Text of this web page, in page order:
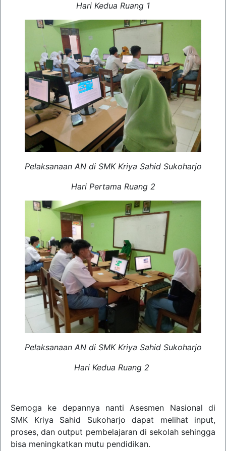
Hari Kedua Ruang 1
Pelaksanaan AN di SMK Kriya Sahid Sukoharjo
Hari Pertama Ruang 2
Pelaksanaan AN di SMK Kriya Sahid Sukoharjo
Hari Kedua Ruang 2
Semoga ke depannya nanti Asesmen Nasional di
SMK Kriya Sahid Sukoharjo dapat melihat input,
proses, dan output pembelajaran di sekolah sehingga
bisa meningkatkan mutu pendidikan.